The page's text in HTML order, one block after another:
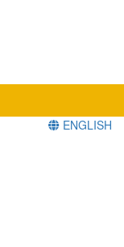
ENGLISH